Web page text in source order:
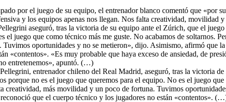
por el juego de su equipo, el entrenador blanco comentó que «por
y los equipos apenas nos llegan. Nos falta creatividad,
aseguró, tras la victoria de su equipo ante el Zúrich, que el
juego que como técnico más me guste. No acabamos de soltarnos.
oportunidades y no se metieron», dijo. Asimismo, afirmó que
«contentos». «Es muy probable que haya exceso de ansiedad, de
entretenemos», apuntó. (…)
entrenador chileno del Real Madrid, aseguró, tras la victoria
porque no es el juego que queremos para el equipo. No es el juego
creatividad, más movilidad y un poco de fortuna. Tuvimos
que el cuerpo técnico y los jugadores no están «contentos».